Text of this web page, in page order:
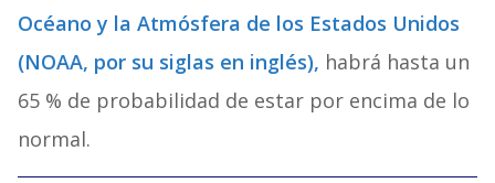
Océano y la Atmósfera de los Estados Unidos
(NOAA, por su siglas en inglés), habrá hasta un
65 % de probabilidad de estar por encima de lo
normal.